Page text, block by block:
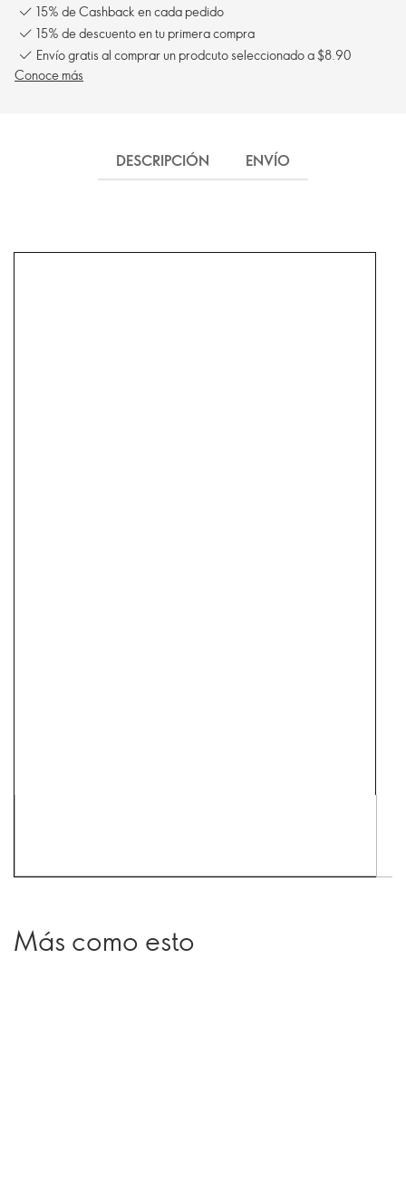
15% de Cashback en cada pedido
15% de descuento en tu primera compra
Envío gratis al comprar un prodcuto seleccionado a $8.90
Conoce más
DESCRIPCIÓN ENVÍO
Más como esto